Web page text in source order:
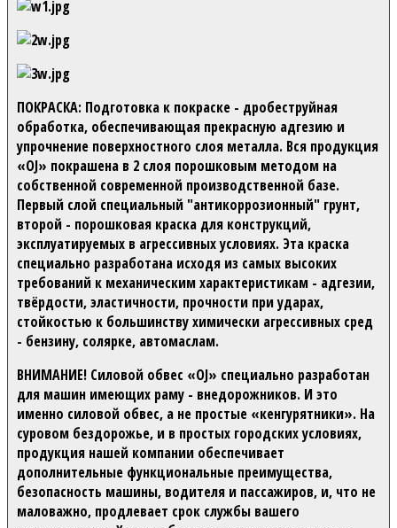
ПОКРАСКА: Подготовка к покраске - дробеструйная
обработка, обеспечивающая прекрасную адгезию и
упрочнение поверхностного слоя металла. Вся продукция
«OJ» покрашена в 2 слоя порошковым методом на
собственной современной производственной базе.
Первый слой специальный "антикоррозионный" грунт,
второй - порошковая краска для конструкций,
эксплуатируемых в агрессивных условиях. Эта краска
специально разработана исходя из самых высоких
требований к механическим характеристикам - адгезии,
твёрдости, эластичности, прочности при ударах,
стойкостью к большинству химически агрессивных сред
- бензину, солярке, автомаслам.
ВНИМАНИЕ! Силовой обвес «OJ» специально разработан
для машин имеющих раму - внедорожников. И это
именно силовой обвес, а не простые «кенгурятники». На
суровом бездорожье, и в простых городских условиях,
продукция нашей компании обеспечивает
дополнительные функциональные преимущества,
безопасность машины, водителя и пассажиров, и, что не
маловажно, продлевает срок службы вашего